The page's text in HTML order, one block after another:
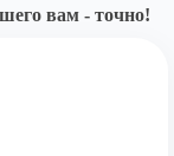
вам - точно!